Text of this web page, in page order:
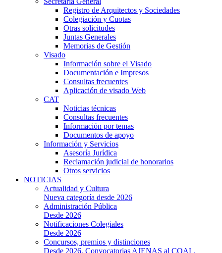
Registro de Arquitectos y Sociedades
Colegiación y Cuotas
Otras solicitudes
Juntas Generales
Memorias de Gestión
Visado
Información sobre el Visado
Documentación e Impresos
Consultas frecuentes
Aplicación de visado Web
CAT
Noticias técnicas
Consultas frecuentes
Información por temas
Documentos de apoyo
Información y Servicios
Asesoría Jurídica
Reclamación judicial de honorarios
Otros servicios
NOTICIAS
Actualidad y Cultura
Nueva categoría desde 2026
Administración Pública
Desde 2026
Notificaciones Colegiales
Desde 2026
Concursos, premios y distinciones
Desde 2026. Convocatorias AJENAS al COAL,